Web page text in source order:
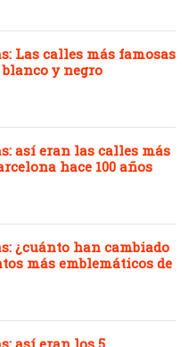
Las calles más famosas
y negro
así eran las calles más
hace 100 años
¿cuánto han cambiado
más emblemáticos de
así eran los 5